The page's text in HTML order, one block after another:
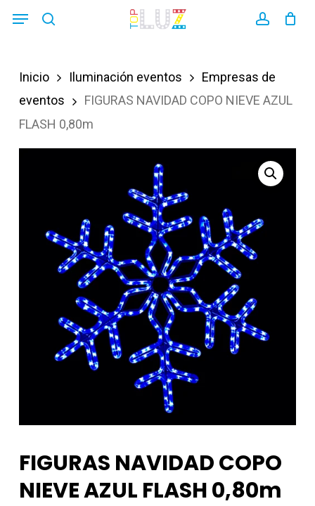
content
Menu
Inicio Iluminación eventos
Empresas de
eventos
FIGURAS NAVIDAD COPO NIEVE AZUL
FLASH 0,80m
FIGURAS NAVIDAD COPO
NIEVE AZUL FLASH 0,80m